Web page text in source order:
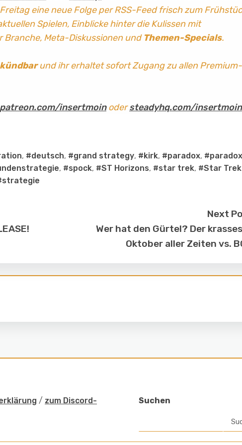
eine neue Folge per RSS-Feed frisch zum
Spielen, Einblicke hinter die Kulissen mit
Branche, Meta-Diskussionen und Themen-Specials.
und ihr erhaltet sofort Zugang zu allen Premium-
patreon.com/insertmoinodersteadyhq.com/insertmoin
, #deutsch, #grand strategy, #kirk, #paradox, #paradox
, #spock, #ST Horizons, #star trek, #Star Trek
Next
Wer hat den Gürtel? Der
Oktober aller Zeiten vs.
/ zum Discord-
Suchen